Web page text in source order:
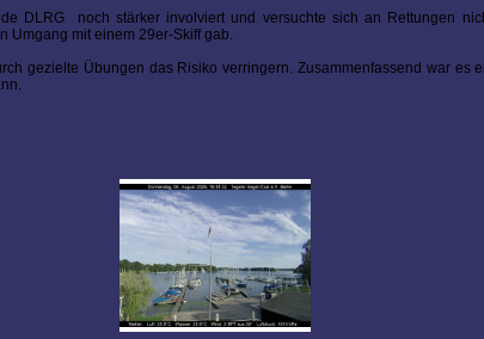
DLRG noch stärker involviert und versuchte sich an Rettungen
Umgang mit einem 29er-Skiff gab.
gezielte Übungen das Risiko verringern. Zusammenfassend war es